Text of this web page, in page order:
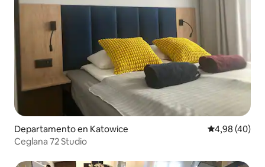
Departamento en Katowice Calificación
4,98 (40)
Ceglana 72 Studio